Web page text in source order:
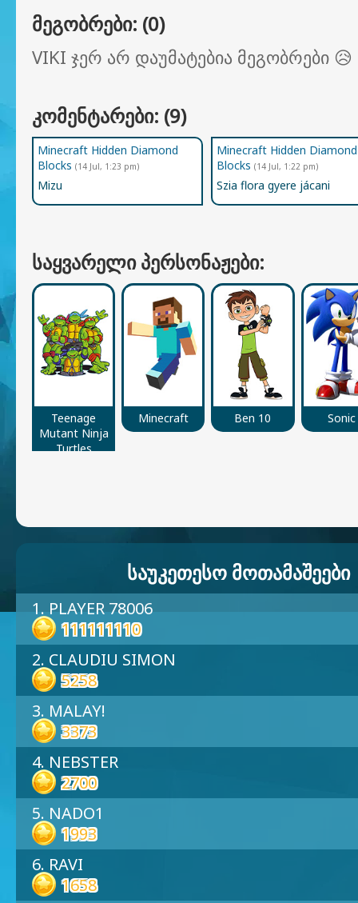
ᲛᲔᲒᲝᲑᲠᲔᲑᲘ: (0)
VIKI ჯერ არ დაუმატებია მეგობრები 😥
ᲙᲝᲛᲔᲜᲢᲐᲠᲔᲑᲘ: (9)
Minecraft Hidden Diamond
Blocks (14 Jul, 1:23 pm)
Mizu
Minecraft Hidden Diamond
Blocks (14 Jul, 1:22 pm)
Szia flora gyere jácani
ᲡᲐᲧᲕᲐᲠᲔᲚᲘ ᲞᲔᲠᲡᲝᲜᲐᲟᲔᲑᲘ:
Teenage
Mutant Ninja
Turtles
Minecraft Ben 10 Sonic
ᲡᲐᲣᲙᲔᲗᲔᲡᲝ ᲛᲝᲗᲐᲛᲐᲨᲔᲔᲑᲘ
1. PLAYER 78006
111111110
2. CLAUDIU SIMON
5258
3. MALAY!
3373
4. NEBSTER
2700
5. NADO1
1993
6. RAVI
1658